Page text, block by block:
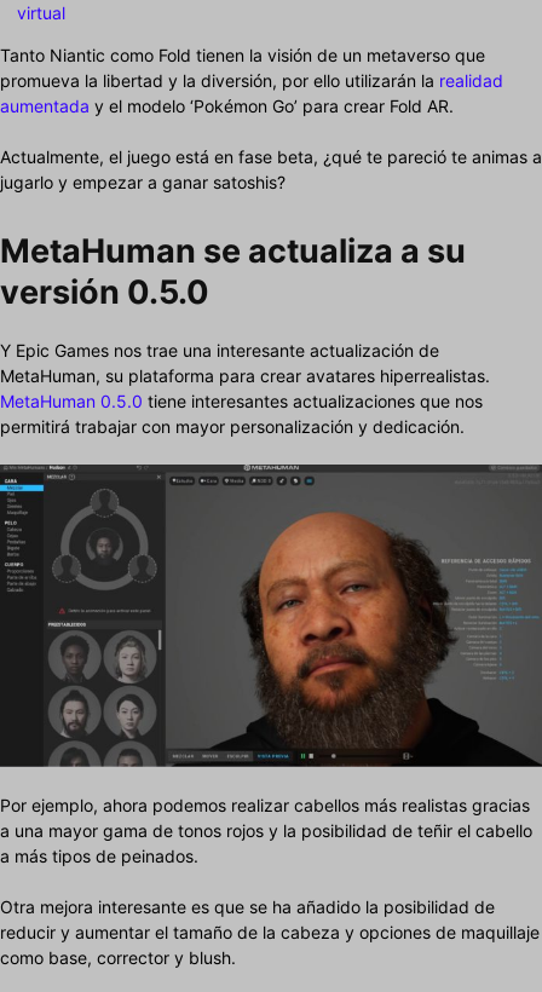
virtual
Tanto Niantic como Fold tienen la visión de un metaverso que
promueva la libertad y la diversión, por ello utilizarán la realidad
aumentada y el modelo ‘Pokémon Go’ para crear Fold AR.
Actualmente, el juego está en fase beta, ¿qué te pareció te animas a
jugarlo y empezar a ganar satoshis?
MetaHuman se actualiza a su
versión 0.5.0
Y Epic Games nos trae una interesante actualización de
MetaHuman, su plataforma para crear avatares hiperrealistas.
MetaHuman 0.5.0 tiene interesantes actualizaciones que nos
permitirá trabajar con mayor personalización y dedicación.
Por ejemplo, ahora podemos realizar cabellos más realistas gracias
a una mayor gama de tonos rojos y la posibilidad de teñir el cabello
a más tipos de peinados.
Otra mejora interesante es que se ha añadido la posibilidad de
reducir y aumentar el tamaño de la cabeza y opciones de maquillaje
como base, corrector y blush.